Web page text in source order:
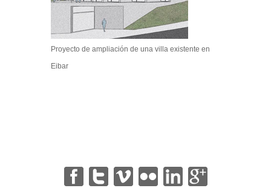
Proyecto de ampliación de una villa existente en
Eibar
| | | | |